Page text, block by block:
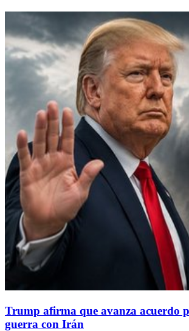
Trump afirma que avanza acuerdo
guerra con Irán